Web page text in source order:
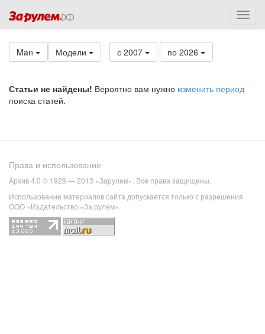
Man Модели с 2007 по 2026
Статьи не найдены! Вероятно вам нужно изменить период
поиска статей.
Права и использование
Архив 4.0 © 1928 — 2013 «Зарулем». Все права защищены.
Использование материалов сайта допускается только с разрешения
ООО «Издательство «За рулем».